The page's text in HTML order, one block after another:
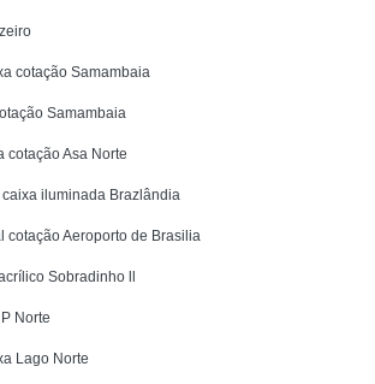
cotação Samambaia
Samambaia
cotação Asa Norte
iluminada Brazlândia
cotação Aeroporto de Brasilia
Sobradinho ll
Norte
Lago Norte